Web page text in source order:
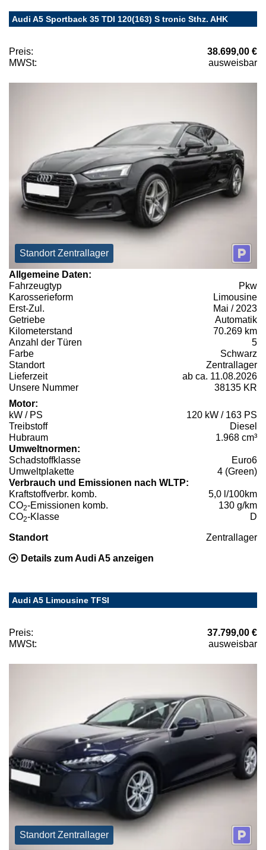
Audi A5 Sportback 35 TDI 120(163) S tronic Sthz. AHK
Preis:
38.699,00 €
MWSt:
ausweisbar
Standort Zentrallager
Allgemeine Daten:
Fahrzeugtyp
Pkw
Karosserieform
Limousine
Erst-Zul.
Mai / 2023
Getriebe
Automatik
Kilometerstand
70.269 km
Anzahl der Türen
5
Farbe
Schwarz
Standort
Zentrallager
Lieferzeit
ab ca. 11.08.2026
Unsere Nummer
38135 KR
Motor:
kW / PS
120 kW / 163 PS
Treibstoff
Diesel
Hubraum
1.968 cm³
Umweltnormen:
Schadstoffklasse
Euro6
Umweltplakette
4 (Green)
Verbrauch und Emissionen nach WLTP:
Kraftstoffverbr. komb.
5,0 l/100km
CO2-Emissionen komb.
130 g/km
CO2-Klasse D
Standort Zentrallager
Details zum Audi A5 anzeigen
Audi A5 Limousine TFSI
Preis:
37.799,00 €
MWSt:
ausweisbar
Standort Zentrallager